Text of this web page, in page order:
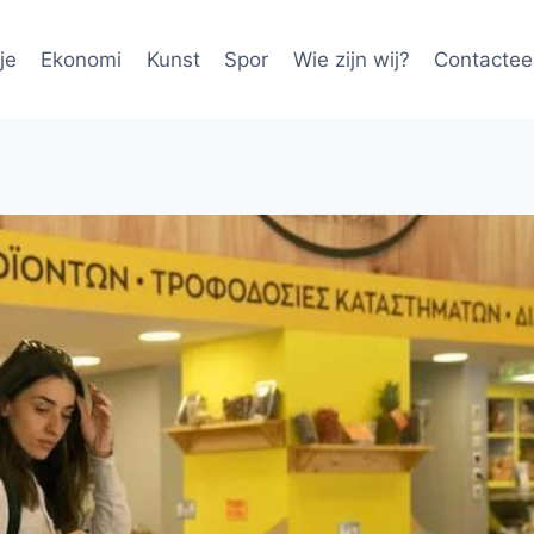
Ekonomi Kunst Spor Wie zijn wij?